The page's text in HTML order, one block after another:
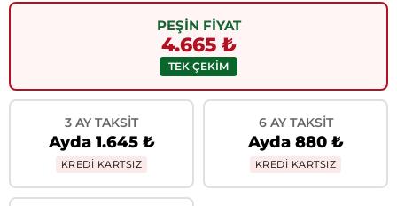
PEŞİN FİYAT
4.665 ₺
TEK ÇEKİM
3 AY TAKSIT
Ayda 1.645 ₺
KREDİ KARTSIZ
6 AY TAKSIT
Ayda 880 ₺
KREDİ KARTSIZ